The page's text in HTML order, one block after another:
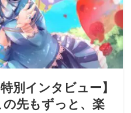
別インタビュー】
先もずっと、楽